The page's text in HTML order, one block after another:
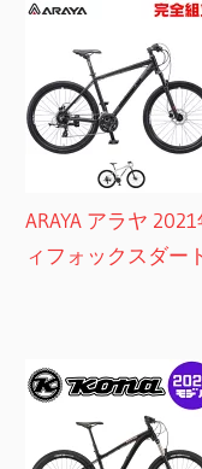
ARAYA アラヤ
ィフォックスダー